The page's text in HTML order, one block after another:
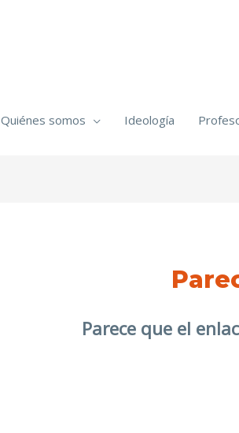
Quiénes somos Ideología
Parece que el